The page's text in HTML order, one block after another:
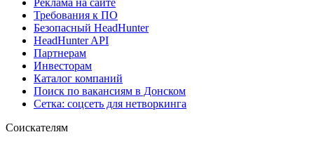
Требования к ПО
Безопасный HeadHunter
HeadHunter API
Партнерам
Инвесторам
Каталог компаний
Поиск по вакансиям в Донском
Сетка: соцсеть для нетворкинга
Соискателям